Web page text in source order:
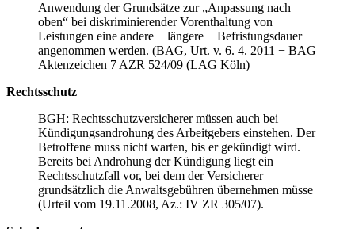
Anwendung der Grundsätze zur „Anpassung nach
oben“ bei diskriminierender Vorenthaltung von
Leistungen eine andere − längere − Befristungsdauer
angenommen werden. (BAG, Urt. v. 6. 4. 2011 − BAG
Aktenzeichen 7 AZR 524/09 (LAG Köln)
Rechtsschutz
BGH: Rechtsschutzversicherer müssen auch bei
Kündigungsandrohung des Arbeitgebers einstehen. Der
Betroffene muss nicht warten, bis er gekündigt wird.
Bereits bei Androhung der Kündigung liegt ein
Rechtsschutzfall vor, bei dem der Versicherer
grundsätzlich die Anwaltsgebühren übernehmen müsse
(Urteil vom 19.11.2008, Az.: IV ZR 305/07).